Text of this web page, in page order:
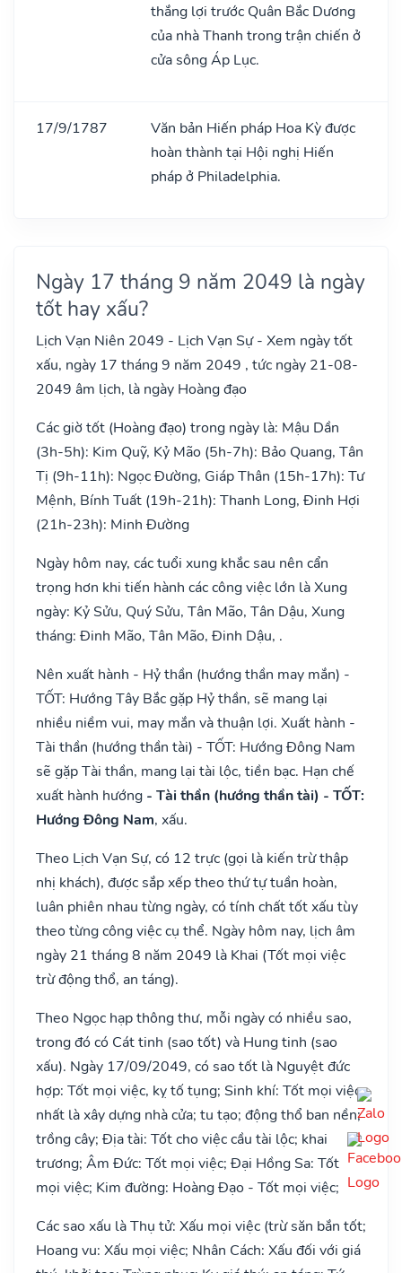
thắng lợi trước Quân Bắc Dương
của nhà Thanh trong trận chiến ở
cửa sông Áp Lục.
17/9/1787
Văn bản Hiến pháp Hoa Kỳ được
hoàn thành tại Hội nghị Hiến
pháp ở Philadelphia.
Ngày 17 tháng 9 năm 2049 là ngày
tốt hay xấu?
Lịch Vạn Niên 2049 - Lịch Vạn Sự - Xem ngày tốt
xấu, ngày 17 tháng 9 năm 2049 , tức ngày 21-08-
2049 âm lịch, là ngày Hoàng đạo
Các giờ tốt (Hoàng đạo) trong ngày là: Mậu Dần
(3h-5h): Kim Quỹ, Kỷ Mão (5h-7h): Bảo Quang, Tân
Tị (9h-11h): Ngọc Đường, Giáp Thân (15h-17h): Tư
Mệnh, Bính Tuất (19h-21h): Thanh Long, Đinh Hợi
(21h-23h): Minh Đường
Ngày hôm nay, các tuổi xung khắc sau nên cẩn
trọng hơn khi tiến hành các công việc lớn là Xung
ngày: Kỷ Sửu, Quý Sửu, Tân Mão, Tân Dậu, Xung
tháng: Đinh Mão, Tân Mão, Đinh Dậu, .
Nên xuất hành - Hỷ thần (hướng thần may mắn) -
TỐT: Hướng Tây Bắc gặp Hỷ thần, sẽ mang lại
nhiều niềm vui, may mắn và thuận lợi. Xuất hành -
Tài thần (hướng thần tài) - TỐT: Hướng Đông Nam
sẽ gặp Tài thần, mang lại tài lộc, tiền bạc. Hạn chế
xuất hành hướng - Tài thần (hướng thần tài) - TỐT:
Hướng Đông Nam, xấu.
Theo Lịch Vạn Sự, có 12 trực (gọi là kiến trừ thập
nhị khách), được sắp xếp theo thứ tự tuần hoàn,
luân phiên nhau từng ngày, có tính chất tốt xấu tùy
theo từng công việc cụ thể. Ngày hôm nay, lịch âm
ngày 21 tháng 8 năm 2049 là Khai (Tốt mọi việc
trừ động thổ, an táng).
Theo Ngọc hạp thông thư, mỗi ngày có nhiều sao,
trong đó có Cát tinh (sao tốt) và Hung tinh (sao
xấu). Ngày 17/09/2049, có sao tốt là Nguyệt đức
hợp: Tốt mọi việc, kỵ tố tụng; Sinh khí: Tốt mọi việc,
nhất là xây dựng nhà cửa; tu tạo; động thổ ban nền;
trồng cây; Địa tài: Tốt cho việc cầu tài lộc; khai
trương; Âm Đức: Tốt mọi việc; Đại Hồng Sa: Tốt
mọi việc; Kim đường: Hoàng Đạo - Tốt mọi việc;
Các sao xấu là Thụ tử: Xấu mọi việc (trừ săn bắn tốt;
Hoang vu: Xấu mọi việc; Nhân Cách: Xấu đối với giá